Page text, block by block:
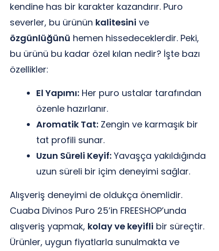
kendine has bir karakter kazandırır. Puro
severler, bu ürünün kalitesini ve
özgünlüğünü hemen hissedeceklerdir. Peki,
bu ürünü bu kadar özel kılan nedir? İşte bazı
özellikler:
El Yapımı: Her puro ustalar tarafından
özenle hazırlanır.
Aromatik Tat: Zengin ve karmaşık bir
tat profili sunar.
Uzun Süreli Keyif: Yavaşça yakıldığında
uzun süreli bir içim deneyimi sağlar.
Alışveriş deneyimi de oldukça önemlidir.
Cuaba Divinos Puro 25’in FREESHOP’unda
alışveriş yapmak, kolay ve keyifli bir süreçtir.
Ürünler, uygun fiyatlarla sunulmakta ve